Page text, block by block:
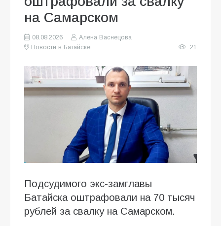
на Самарском
08.08.2026
Алена Васнецова
Новости в Батайске
21
Подсудимого экс-замглавы
Батайска оштрафовали на 70 тысяч
рублей за свалку на Самарском.